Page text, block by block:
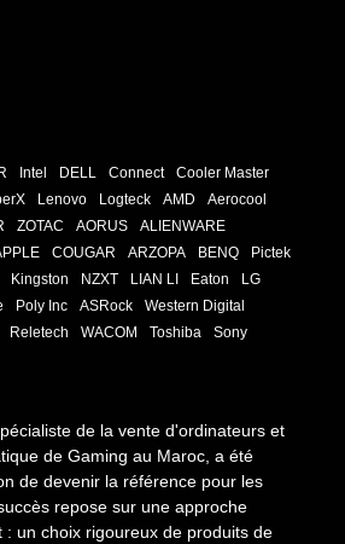
Intel DELL Connect
Cooler Master
Lenovo Logteck AMD
Aerocool
ZOTAC AORUS
ALIENWARE
COUGAR ARZOPA BENQ
Pictek
Kingston NZXT LIAN LI Eaton
LG
Poly Inc ASRock
Western Digital
Reletech WACOM Toshiba Sony
de la vente d'ordinateurs et
de Gaming au Maroc, a été
de devenir la référence pour les
repose sur une approche
: un choix rigoureux de produits de